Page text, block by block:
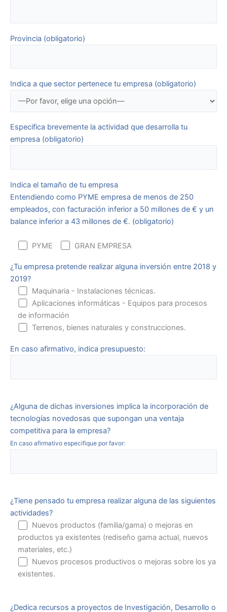
Provincia (obligatorio)
Indica a que sector pertenece tu empresa (obligatorio)
Especifica brevemente la actividad que desarrolla tu
empresa (obligatorio)
Indica el tamaño de tu empresa
Entendiendo como PYME empresa de menos de 250
empleados, con facturación inferior a 50 millones de € y un
balance inferior a 43 millones de €. (obligatorio)
PYME GRAN EMPRESA
¿Tu empresa pretende realizar alguna inversión entre 2018 y
2019?
Maquinaria - Instalaciones técnicas.
Aplicaciones informáticas - Equipos para procesos
de información
Terrenos, bienes naturales y construcciones.
En caso afirmativo, indica presupuesto:
¿Alguna de dichas inversiones implica la incorporación de
tecnologías novedosas que supongan una ventaja
competitiva para la empresa?
En caso afirmativo especifique por favor:
¿Tiene pensado tu empresa realizar alguna de las siguientes
actividades?
Nuevos productos (familia/gama) o mejoras en
productos ya existentes (rediseño gama actual, nuevos
materiales, etc.)
Nuevos procesos productivos o mejoras sobre los ya
existentes.
¿Dedica recursos a proyectos de Investigación, Desarrollo o